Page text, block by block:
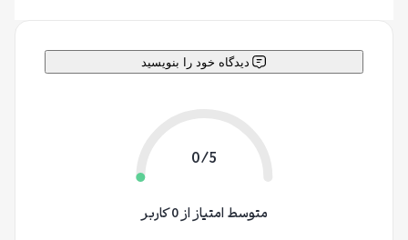
دیدگاه خود را بنویسید
0/5
متوسط امتیاز از 0 کاربر